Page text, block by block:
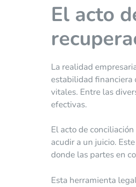
El acto
La realidad
estabilidad financiera
vitales. Entre las
efectivas.
El acto de
acudir a un juicio.
donde las partes en
Esta herramienta